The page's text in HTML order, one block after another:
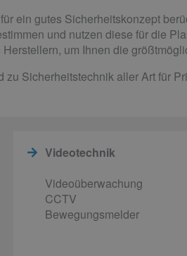
ein gutes Sicherheitskonzept
und nutzen diese für die
um Ihnen die
zu Sicherheitstechnik aller Art für
Videotechnik
Videoüberwachung
CCTV
Bewegungsmelder